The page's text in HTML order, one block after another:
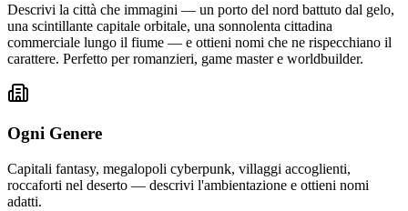
Descrivi la città che immagini — un porto del nord battuto dal gelo,
una scintillante capitale orbitale, una sonnolenta cittadina
commerciale lungo il fiume — e ottieni nomi che ne rispecchiano il
carattere. Perfetto per romanzieri, game master e worldbuilder.
Ogni Genere
Capitali fantasy, megalopoli cyberpunk, villaggi accoglienti,
roccaforti nel deserto — descrivi l'ambientazione e ottieni nomi
adatti.